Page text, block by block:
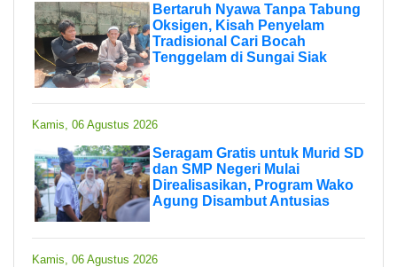
Bertaruh Nyawa Tanpa Tabung
Oksigen, Kisah Penyelam
Tradisional Cari Bocah
Tenggelam di Sungai Siak
Kamis, 06 Agustus 2026
Seragam Gratis untuk Murid SD
dan SMP Negeri Mulai
Direalisasikan, Program Wako
Agung Disambut Antusias
Kamis, 06 Agustus 2026